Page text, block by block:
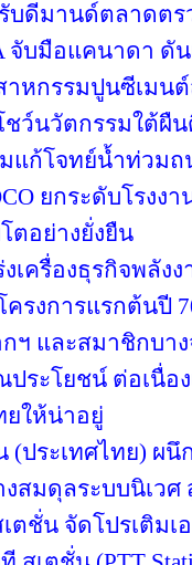
บดีมานด์ตลาดต
จับมือแคนาดา ดั
หกรรมปูนซีเมนต์
ชว์นวัตกรรมใต้ผื
มแก้โจทย์น้ำท่วม
ยกระดับโรง
ตอย่างยั่งยืน
งเครื่องธุรกิจพลั
ครงการแรกต้นปี
กฯ และสมาชิกบา
ระโยชน์ ต่อเนื่อ
ยให้น่าอยู่
(ประเทศไทย) ผ
งสมดุลระบบนิเว
ตชั่น จัดโปรเติมเ